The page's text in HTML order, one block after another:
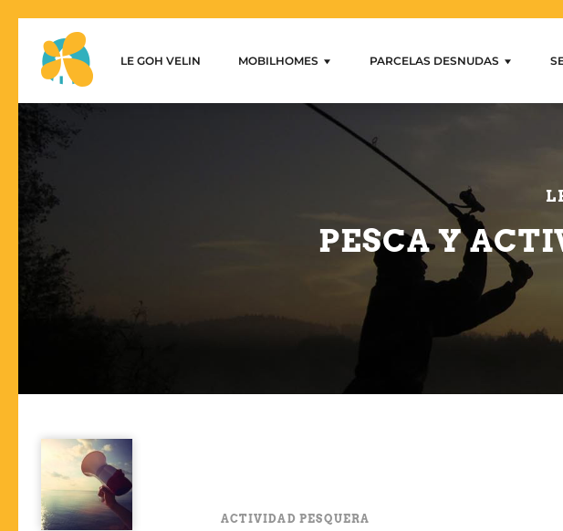
LE GOH VELIN MOBILHOMES
casa móvil de 1 dormitorio
casas móviles de 2 dormitorios
PARCELAS DESNUDAS
PESCA Y
ACTIVIDAD PESQUERA